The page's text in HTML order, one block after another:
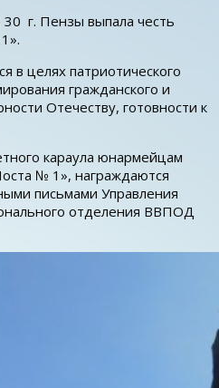
г. Пензы выпала честь
в целях патриотического
гражданского и
Отечеству, готовности к
караула юнармейцам
№ 1», награждаются
письмами Управления
отделения ВВПОД